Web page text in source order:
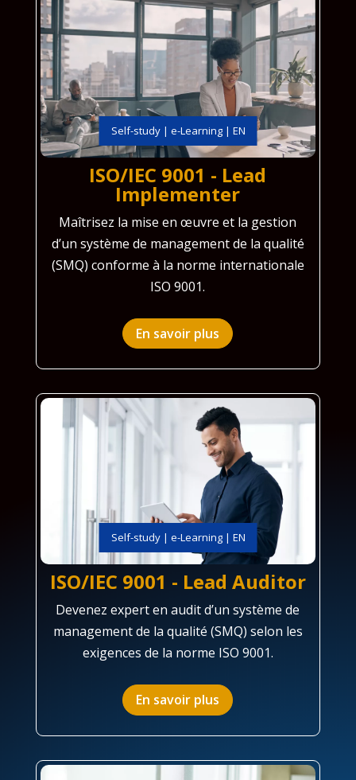
Self-study | e-Learning | EN
ISO/IEC 9001 - Lead
Implementer
Maîtrisez la mise en œuvre et la gestion
d’un système de management de la qualité
(SMQ) conforme à la norme internationale
ISO 9001.
En savoir plus
Self-study | e-Learning | EN
ISO/IEC 9001 - Lead Auditor
Devenez expert en audit d’un système de
management de la qualité (SMQ) selon les
exigences de la norme ISO 9001.
En savoir plus